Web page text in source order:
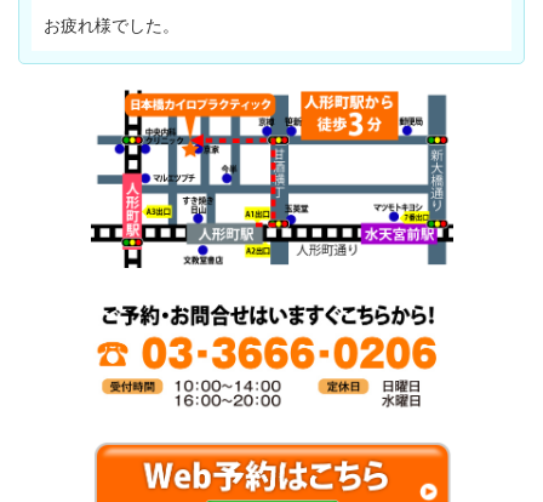
お疲れ様でした。